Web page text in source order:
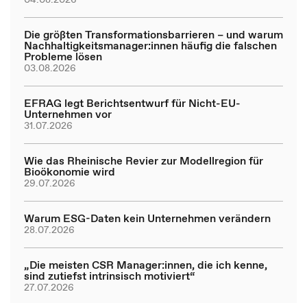
Die größten Transformationsbarrieren – und warum
Nachhaltigkeitsmanager:innen häufig die falschen
Probleme lösen
03.08.2026
EFRAG legt Berichtsentwurf für Nicht-EU-
Unternehmen vor
31.07.2026
Wie das Rheinische Revier zur Modellregion für
Bioökonomie wird
29.07.2026
Warum ESG-Daten kein Unternehmen verändern
28.07.2026
„Die meisten CSR Manager:innen, die ich kenne,
sind zutiefst intrinsisch motiviert“
27.07.2026